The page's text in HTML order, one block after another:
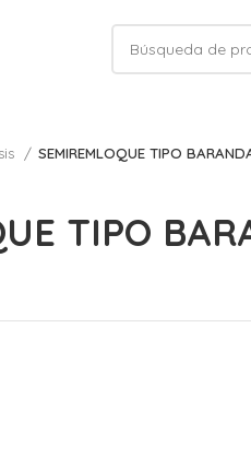
SEMIREMLOQUE TIPO
TIPO